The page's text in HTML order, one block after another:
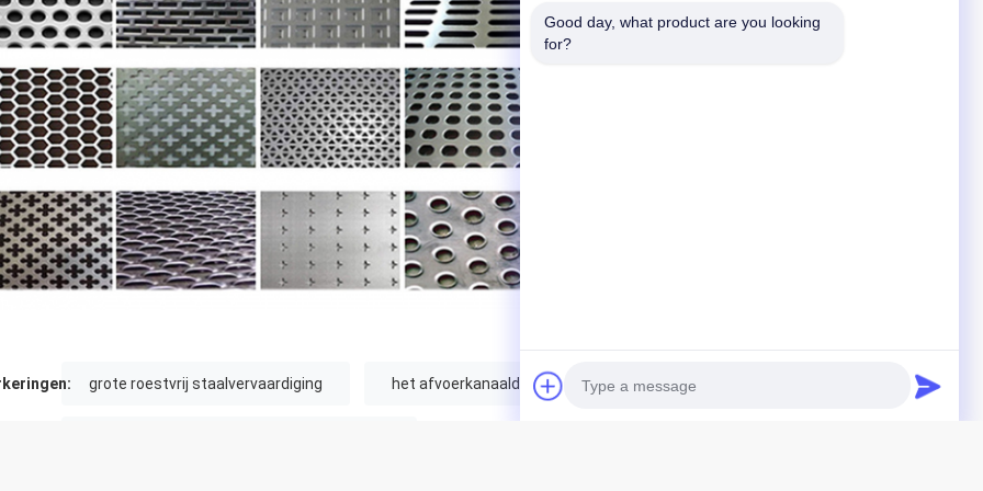
grote roestvrij staalvervaardiging het afvoerkanaaldekking van het oprijlaankanaal
Good day, what product are you looking
for?